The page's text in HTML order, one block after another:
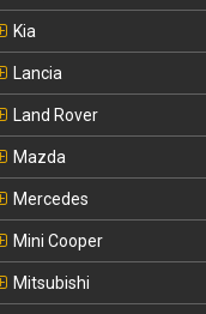
Kia
Lancia
Land Rover
Mazda
Mercedes
Mini Cooper
Mitsubishi